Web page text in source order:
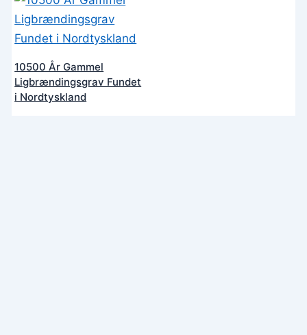
10500 År Gammel
Ligbrændingsgrav Fundet
i Nordtyskland